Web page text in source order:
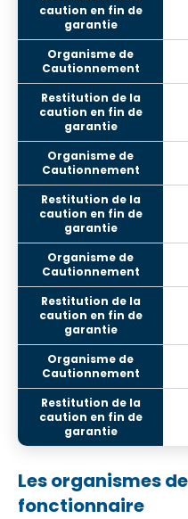
Les organismes
fonctionnaire